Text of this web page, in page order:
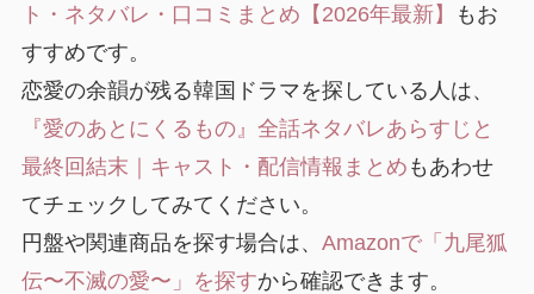
ト・ネタバレ・口コミまとめ【2026年最新】
もお
すすめです。
恋愛の余韻が残る韓国ドラマを探している人は、
『愛のあとにくるもの』全話ネタバレあらすじと
最終回結末｜キャスト・配信情報まとめ もあわせ
てチェックしてみてください。
円盤や関連商品を探す場合は、 Amazonで「九尾狐
伝〜不滅の愛〜」を探すから確認できます。